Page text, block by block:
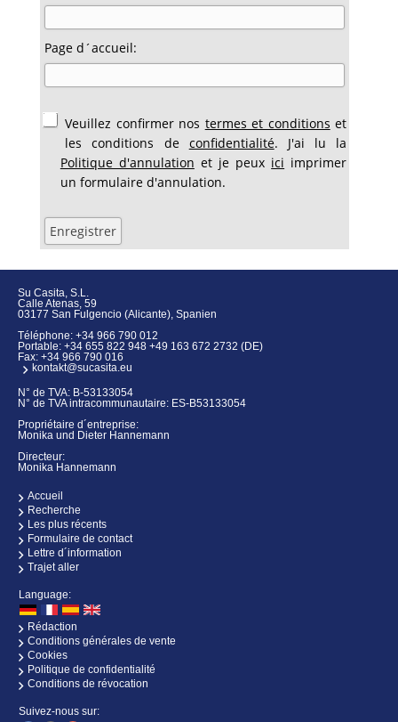
Page d´accueil:
Veuillez confirmer nos termes et conditions et
les conditions de confidentialité. J'ai lu la
Politique d'annulation et je peux ici imprimer
un formulaire d'annulation.
Su Casita, S.L.
Calle Atenas, 59
03177 San Fulgencio (Alicante), Spanien
Téléphone: +34 966 790 012
Portable: +34 655 822 948 +49 163 672 2732 (DE)
Fax: +34 966 790 016
kontakt@sucasita.eu
N° de TVA: B-53133054
N° de TVA intracommunautaire: ES-B53133054
Propriétaire d´entreprise:
Monika und Dieter Hannemann
Directeur:
Monika Hannemann
Accueil
Recherche
Les plus récents
Formulaire de contact
Lettre d´information
Trajet aller
Language:
Rédaction
Conditions générales de vente
Cookies
Politique de confidentialité
Conditions de révocation
Suivez-nous sur: